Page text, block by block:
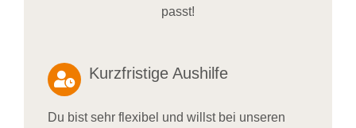
passt!
Kurzfristige Aushilfe
Du bist sehr flexibel und willst bei unseren